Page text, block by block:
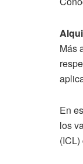
Más
En
los